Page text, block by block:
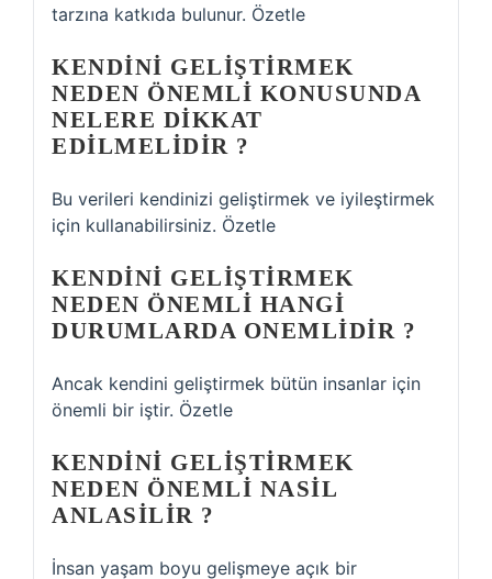
tarzına katkıda bulunur. Özetle
KENDINI GELIŞTIRMEK
NEDEN ÖNEMLI KONUSUNDA
NELERE DIKKAT
EDILMELIDIR ?
Bu verileri kendinizi geliştirmek ve iyileştirmek
için kullanabilirsiniz. Özetle
KENDINI GELIŞTIRMEK
NEDEN ÖNEMLI HANGI
DURUMLARDA ONEMLIDIR ?
Ancak kendini geliştirmek bütün insanlar için
önemli bir iştir. Özetle
KENDINI GELIŞTIRMEK
NEDEN ÖNEMLI NASIL
ANLASILIR ?
İnsan yaşam boyu gelişmeye açık bir